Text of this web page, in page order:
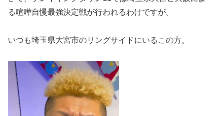
る喧嘩自慢最強決定戦が行われるわけですが。
いつも埼玉県大宮市のリングサイドにいるこの方。